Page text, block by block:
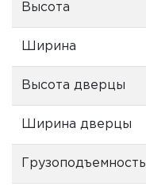
Высота
Ширина
Высота дверцы
Ширина дверцы
Грузоподъемность